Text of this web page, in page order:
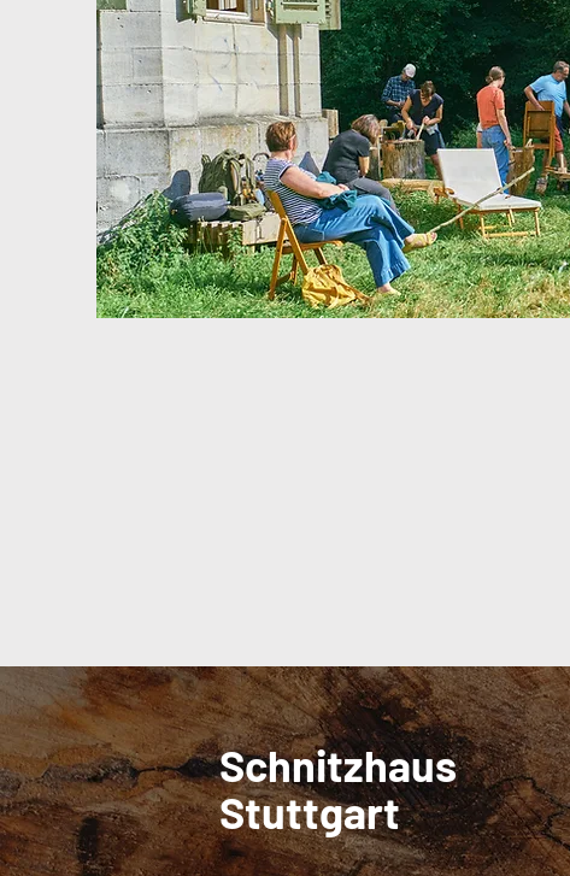
Schnitzhaus
Stuttgart